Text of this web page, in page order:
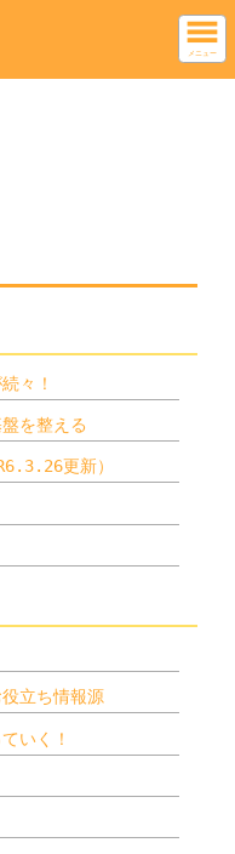
メニュー
々！
を整える
更新）
立ち情報源
いく！